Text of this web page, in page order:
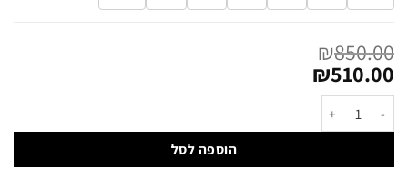
₪850.00
₪510.00
הוספה לסל